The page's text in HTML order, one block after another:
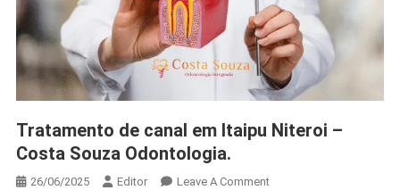
Tratamento de canal em Itaipu Niteroi –
Costa Souza Odontologia.
26/06/2025 Editor Leave A Comment